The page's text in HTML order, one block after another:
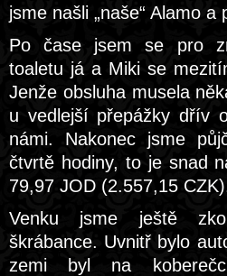
jsme našli „naše“ Alamo
Po čase jsem se pro
toaletu já a Miki se
Jenže obsluha musela
u vedlejší přepážky dřív
námi. Nakonec jsme
čtvrtě hodiny, to je snad
79,97 JOD (2.557,15
Venku jsme ještě
škrábance. Uvnitř bylo
zemi byl na